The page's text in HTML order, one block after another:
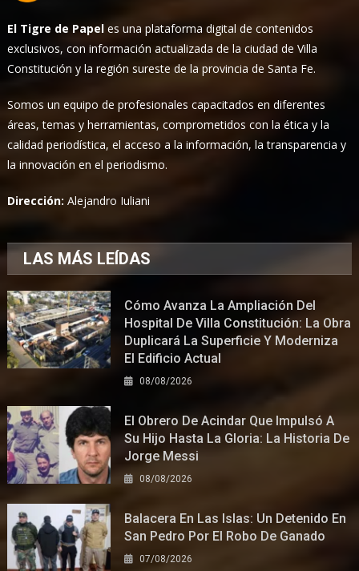
El Tigre de Papel es una plataforma digital de contenidos
exclusivos, con información actualizada de la ciudad de Villa
Constitución y la región sureste de la provincia de Santa Fe.
Somos un equipo de profesionales capacitados en diferentes
áreas, temas y herramientas, comprometidos con la ética y la
calidad periodística, el acceso a la información, la transparencia y
la innovación en el periodismo.
Dirección:Alejandro Iuliani
LAS MÁS LEÍDAS
Cómo Avanza La Ampliación Del
Hospital De Villa Constitución: La Obra
Duplicará La Superficie Y Moderniza
El Edificio Actual
08/08/2026
El Obrero De Acindar Que Impulsó A
Su Hijo Hasta La Gloria: La Historia De
Jorge Messi
08/08/2026
Balacera En Las Islas: Un Detenido En
San Pedro Por El Robo De Ganado
07/08/2026